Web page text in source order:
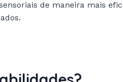
de maneira mais